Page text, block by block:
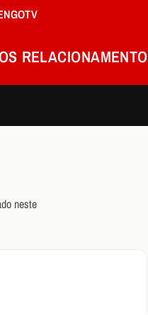
RELACIONAMENTO
neste